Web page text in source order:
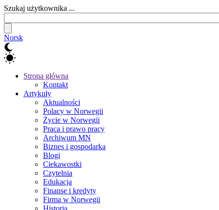
Szukaj użytkownika ...
Norsk
Strona główna
Kontakt
Artykuły
Aktualności
Polacy w Norwegii
Życie w Norwegii
Praca i prawo pracy
Archiwum MN
Biznes i gospodarka
Blogi
Ciekawostki
Czytelnia
Edukacja
Finanse i kredyty
Firma w Norwegii
Historia